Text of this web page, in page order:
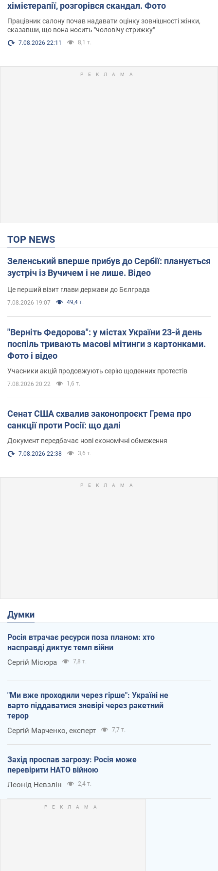
хімієтерапії, розгорівся скандал. Фото
Працівник салону почав надавати оцінку зовнішності жінки,
сказавши, що вона носить "чоловічу стрижку"
7.08.2026 22:11 8,1 т.
TOP NEWS
Зеленський вперше прибув до Сербії: планується
зустріч із Вучичем і не лише. Відео
Це перший візит глави держави до Бєлграда
7.08.2026 19:07 49,4 т.
"Верніть Федорова": у містах України 23-й день
поспіль тривають масові мітинги з картонками.
Фото і відео
Учасники акцій продовжують серію щоденних протестів
7.08.2026 20:22 1,6 т.
Сенат США схвалив законопроєкт Грема про
санкції проти Росії: що далі
Документ передбачає нові економічні обмеження
7.08.2026 22:38 3,6 т.
Думки
Росія втрачає ресурси поза планом: хто
насправді диктує темп війни
Сергій Місюра 7,8 т.
"Ми вже проходили через гірше": Україні не
варто піддаватися зневірі через ракетний
терор
Сергій Марченко, експерт 7,7 т.
Захід проспав загрозу: Росія може
перевірити НАТО війною
Леонід Невзлін 2,4 т.